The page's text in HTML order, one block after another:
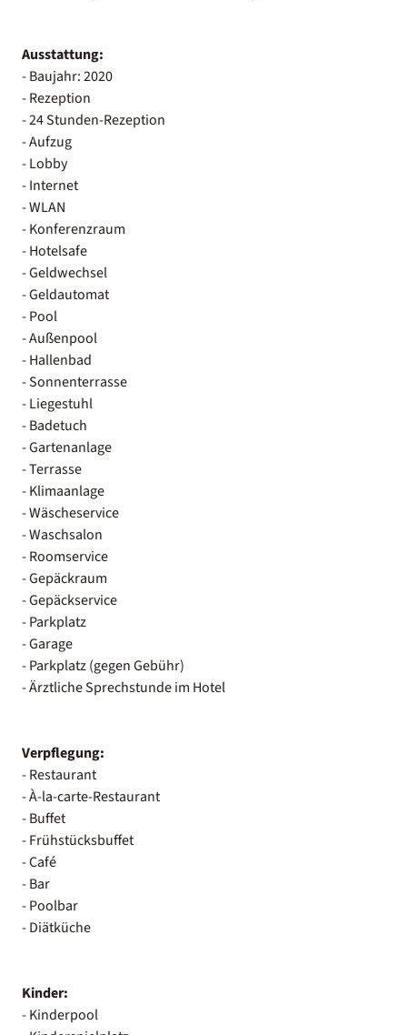
Ausstattung:
- Baujahr: 2020
- Rezeption
- 24 Stunden-Rezeption
- Aufzug
- Lobby
- Internet
- WLAN
- Konferenzraum
- Hotelsafe
- Geldwechsel
- Geldautomat
- Pool
- Außenpool
- Hallenbad
- Sonnenterrasse
- Liegestuhl
- Badetuch
- Gartenanlage
- Terrasse
- Klimaanlage
- Wäscheservice
- Waschsalon
- Roomservice
- Gepäckraum
- Gepäckservice
- Parkplatz
- Garage
- Parkplatz (gegen Gebühr)
- Ärztliche Sprechstunde im Hotel
Verpflegung:
- Restaurant
- À-la-carte-Restaurant
- Buffet
- Frühstücksbuffet
- Café
- Bar
- Poolbar
- Diätküche
Kinder:
- Kinderpool